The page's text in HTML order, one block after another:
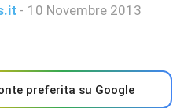
- 10 Novembre 2013
preferita su Google